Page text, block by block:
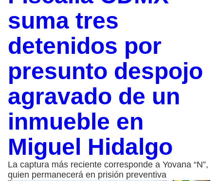
suma tres
detenidos por
presunto despojo
agravado de un
inmueble en
Miguel Hidalgo
La captura más reciente corresponde a Yovana “N”,
quien permanecerá en prisión preventiva